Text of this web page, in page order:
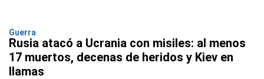
Guerra
Rusia atacó a Ucrania con misiles: al menos
17 muertos, decenas de heridos y Kiev en
llamas